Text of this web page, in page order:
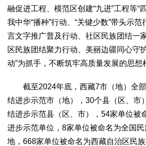
融促进工程、模范区创建“九进”工程等“
我中华“播种”行动、“关键少数”带头示
言文字推广普及行动、社区民族团结一
区民族团结聚力行动、美丽边疆同心守
动”为抓手，不断筑牢高质量发展的思想
截至2024年底，西藏7市（地）全部
结进步示范市（地），30个县（区、市
结进步示范县（区、市），54家单位被
进步示范单位，8家单位被命名为全国
地，668家单位被命名为西藏自治区民